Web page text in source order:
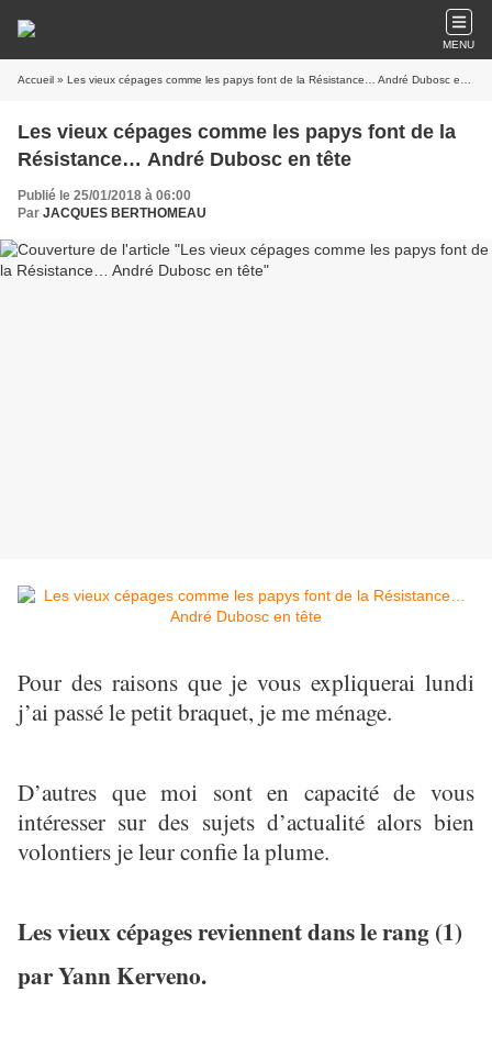
MENU
Accueil » Les vieux cépages comme les papys font de la Résistance… André Dubosc en tête
Les vieux cépages comme les papys font de la
Résistance… André Dubosc en tête
Publié le 25/01/2018 à 06:00
Par JACQUES BERTHOMEAU
Pour des raisons que je vous expliquerai lundi
j’ai passé le petit braquet, je me ménage.
D’autres que moi sont en capacité de vous
intéresser sur des sujets d’actualité alors bien
volontiers je leur confie la plume.
Les vieux cépages reviennent dans le rang (1)
par Yann Kerveno.